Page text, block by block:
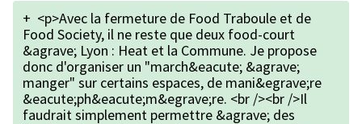
+ <p>Avec la fermeture de Food Traboule et de
Food Society, il ne reste que deux food-court
&agrave; Lyon : Heat et la Commune. Je propose
donc d'organiser un "march&eacute; &agrave;
manger" sur certains espaces, de mani&egrave;re
&eacute;ph&eacute;m&egrave;re. <br /><br />Il
faudrait simplement permettre &agrave; des